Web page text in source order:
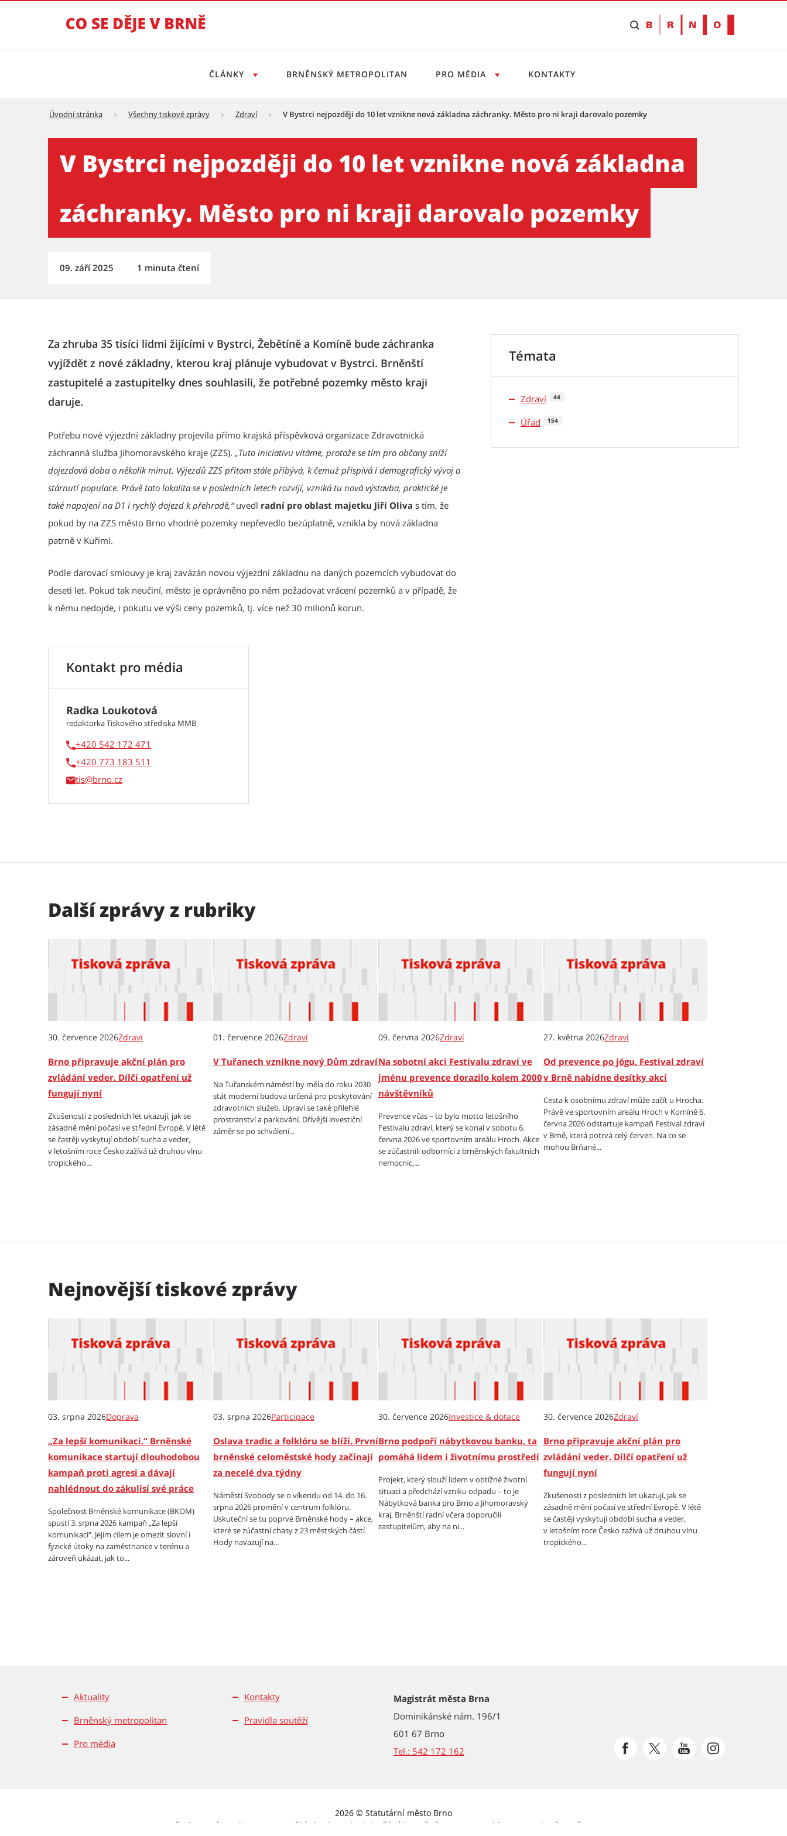
V Bystrci nejpozději do 10 let vznikne nová základna záchranky. Město pro ni
ČLÁNKY BRNĚNSKÝ METROPOLITAN PRO MÉDIA KONTAKTY
Úvodní stránka Všechny tiskové zprávy Zdraví V Bystrci nejpozději do 10 let vznikne nová základna záchranky. Město pro ni kraji darovalo pozemky
V Bystrci nejpozději do 10 let vznikne nová základna
záchranky. Město pro ni kraji darovalo pozemky
09. září 2025 1 minuta čtení
Za zhruba 35 tisíci lidmi žijícími v Bystrci, Žebětíně a Komíně bude záchranka
vyjíždět z nové základny, kterou kraj plánuje vybudovat v Bystrci. Brněnští
zastupitelé a zastupitelky dnes souhlasili, že potřebné pozemky město kraji
daruje.
Potřebu nové výjezdní základny projevila přímo krajská příspěvková organizace Zdravotnická
záchranná služba Jihomoravského kraje (ZZS). „Tuto iniciativu vítáme, protože se tím pro občany sníží
dojezdová doba o několik minut. Výjezdů ZZS přitom stále přibývá, k čemuž přispívá i demografický vývoj a
stárnutí populace. Právě tato lokalita se v posledních letech rozvíjí, vzniká tu nová výstavba, praktické je
také napojení na D1 i rychlý dojezd k přehradě,“uvedl radní pro oblast majetku Jiří Oliva s tím, že
pokud by na ZZS město Brno vhodné pozemky nepřevedlo bezúplatně, vznikla by nová základna
patrně v Kuřimi.
Podle darovací smlouvy je kraj zavázán novou výjezdní základnu na daných pozemcích vybudovat do
deseti let. Pokud tak neučiní, město je oprávněno po něm požadovat vrácení pozemků a v případě, že
k němu nedojde, i pokutu ve výši ceny pozemků, tj. více než 30 milionů korun.
Kontakt pro média
Radka Loukotová
redaktorka Tiskového střediska MMB
+420 542 172 471
+420 773 183 511
tis
Témata
Zdraví 44
Úřad 154
Další zprávy z rubriky
30. července 2026Zdraví
Brno připravuje akční plán pro
zvládání veder. Dílčí opatření už
fungují nyní
Zkušenosti z posledních let ukazují, jak se
zásadně mění počasí ve střední Evropě. V létě
se častěji vyskytují období sucha a veder,
v letošním roce Česko zažívá už druhou vlnu
tropického...
01. července 2026Zdraví
V Tuřanech vznikne nový Dům zdraví
Na Tuřanském náměstí by měla do roku 2030
stát moderní budova určená pro poskytování
zdravotních služeb. Upraví se také přilehlé
prostranství a parkování. Dřívější investiční
záměr se po schválení...
09. června 2026Zdraví
Na sobotní akci Festivalu zdraví ve
jménu prevence dorazilo kolem 2000
návštěvníků
Prevence včas – to bylo motto letošního
Festivalu zdraví, který se konal v sobotu 6.
června 2026 ve sportovním areálu Hroch. Akce
se zúčastnili odborníci z brněnských fakultních
nemocnic,...
27. května 2026Zdraví
Od prevence po jógu. Festival zdraví
v Brně nabídne desítky akcí
Cesta k osobnímu zdraví může začít u Hrocha.
Právě ve sportovním areálu Hroch v Komíně 6.
června 2026 odstartuje kampaň Festival zdraví
v Brně, která potrvá celý červen. Na co se
mohou Brňané...
Nejnovější tiskové zprávy
03. srpna 2026Doprava
„Za lepší komunikaci.“ Brněnské
komunikace startují dlouhodobou
kampaň proti agresi a dávají
nahlédnout do zákulisí své práce
Společnost Brněnské komunikace (BKOM)
spustí 3. srpna 2026 kampaň „Za lepší
komunikaci“. Jejím cílem je omezit slovní i
fyzické útoky na zaměstnance v terénu a
zároveň ukázat, jak to...
03. srpna 2026Participace
Oslava tradic a folklóru se blíží. První
brněnské celoměstské hody začínají
za necelé dva týdny
Náměstí Svobody se o víkendu od 14. do 16.
srpna 2026 promění v centrum folklóru.
Uskuteční se tu poprvé Brněnské hody – akce,
které se zúčastní chasy z 23 městských částí.
Hody navazují na...
30. července 2026Investice & dotace
Brno podpoří nábytkovou banku, ta
pomáhá lidem i životnímu prostředí
Projekt, který slouží lidem v obtížné životní
situaci a předchází vzniku odpadu – to je
Nábytková banka pro Brno a Jihomoravský
kraj. Brněnští radní včera doporučili
zastupitelům, aby na ni...
30. července 2026Zdraví
Brno připravuje akční plán pro
zvládání veder. Dílčí opatření už
fungují nyní
Zkušenosti z posledních let ukazují, jak se
zásadně mění počasí ve střední Evropě. V létě
se častěji vyskytují období sucha a veder,
v letošním roce Česko zažívá už druhou vlnu
tropického...
Aktuality
Brněnský metropolitan
Pro média
Kontakty
Pravidla soutěží
Magistrát města Brna
Dominikánské nám. 196/1
601 67 Brno
Tel.: 542 172 162
2026 © Statutární město Brno
Všechna práva vyhrazena – použití obsahu nebo jeho částí je možné pouze se souhlasem Magistrátu města Brna.